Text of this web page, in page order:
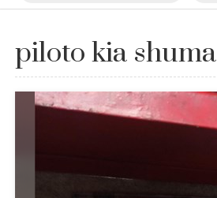
piloto kia shuma